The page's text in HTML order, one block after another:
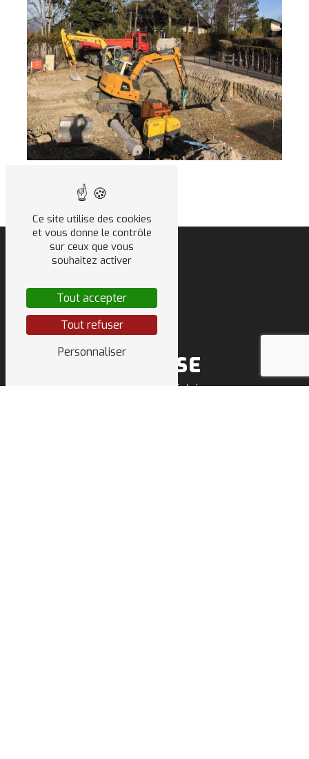
ADRESSE
500 route des Futaies
Ce site utilise des cookies
et vous donne le contrôle
sur ceux que vous
souhaitez activer
Tout accepter
Tout refuser
Personnaliser